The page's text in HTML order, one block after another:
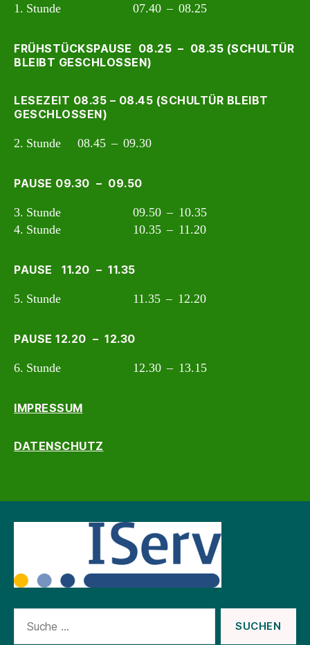
1. Stunde 07.40 – 08.25
FRÜHSTÜCKSPAUSE 08.25 – 08.35 (SCHULTÜR
BLEIBT GESCHLOSSEN)
LESEZEIT 08.35 – 08.45 (SCHULTÜR BLEIBT
GESCHLOSSEN)
2. Stunde 08.45 – 09.30
PAUSE 09.30 – 09.50
3. Stunde 09.50 – 10.35
4. Stunde 10.35 – 11.20
PAUSE 11.20 – 11.35
5. Stunde 11.35 – 12.20
PAUSE 12.20 – 12.30
6. Stunde 12.30 – 13.15
IMPRESSUM
DATENSCHUTZ
nach: